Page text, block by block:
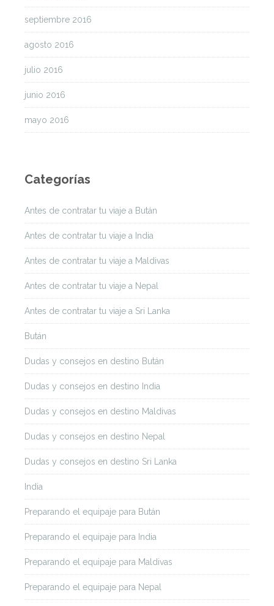
septiembre 2016
agosto 2016
julio 2016
junio 2016
mayo 2016
Categorías
Antes de contratar tu viaje a Bután
Antes de contratar tu viaje a India
Antes de contratar tu viaje a Maldivas
Antes de contratar tu viaje a Nepal
Antes de contratar tu viaje a Sri Lanka
Bután
Dudas y consejos en destino Bután
Dudas y consejos en destino India
Dudas y consejos en destino Maldivas
Dudas y consejos en destino Nepal
Dudas y consejos en destino Sri Lanka
India
Preparando el equipaje para Bután
Preparando el equipaje para India
Preparando el equipaje para Maldivas
Preparando el equipaje para Nepal